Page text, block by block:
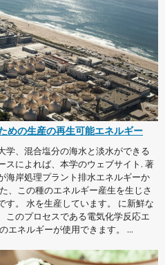
めの生産の再生可能エネルギー
学、混合塩分の海水と淡水ができる
スによれば、本学のウェブサイト. 著
海岸処理プラント排水エネルギーか
、この種のエネルギー産生を生じさ
す。 水を生産しています。 に新鮮な
このプロセスである電気化学反応エ
エネルギーが使用できます。 ...